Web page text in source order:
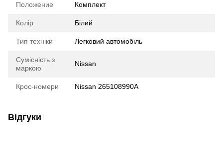
Положение Комплект
Колір Білий
Тип техніки Легковий автомобіль
Сумісність з
маркою
Nissan
Крос-номери Nissan 265108990A
Відгуки